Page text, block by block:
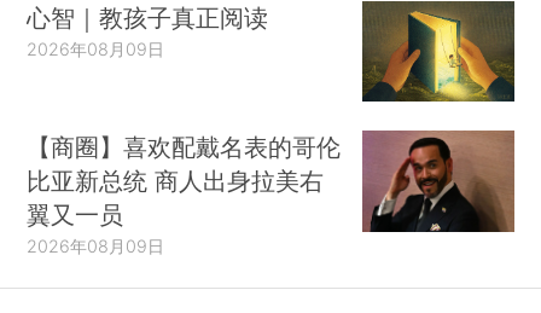
心智｜教孩子真正阅读
2026年08月09日
【商圈】喜欢配戴名表的哥伦
比亚新总统 商人出身拉美右
翼又一员
2026年08月09日